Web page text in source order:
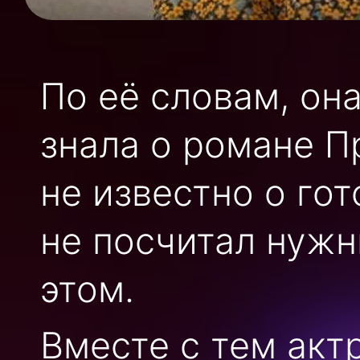
По её словам,
знала о романе
не известно о
не посчитал
этом.
Вместе с тем